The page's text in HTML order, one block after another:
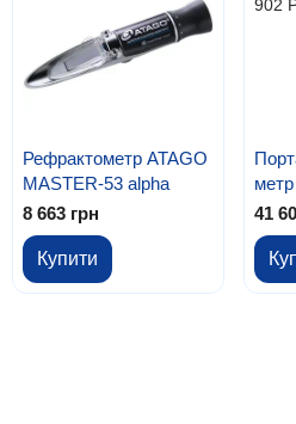
Рефрактометр ATAGO
MASTER-53 alpha
8 663 грн
Купити
PH
41